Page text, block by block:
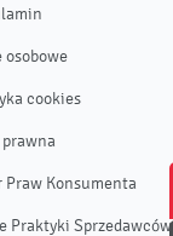
osobowe
cookies
Praw Konsumenta
Praktyki Sprzedawców